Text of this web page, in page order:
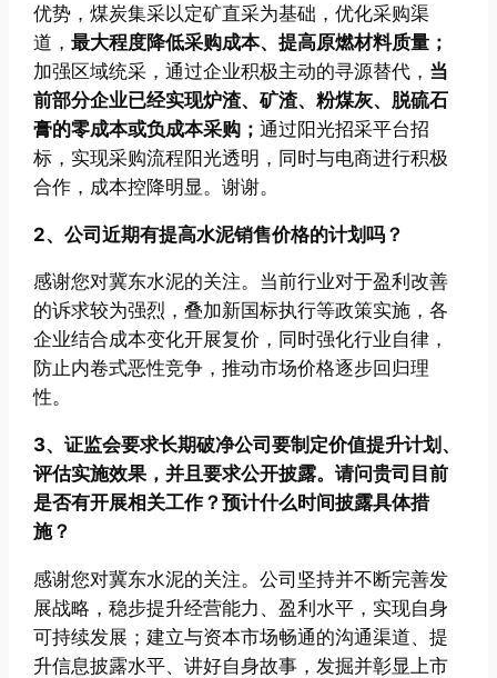
优势，煤炭集采以定矿直采为基础，优化采购渠
道，最大程度降低采购成本、提高原燃材料质量；
加强区域统采，通过企业积极主动的寻源替代， 当
前部分企业已经实现炉渣、矿渣、粉煤灰、脱硫石
膏的零成本或负成本采购；通过阳光招采平台招
标，实现采购流程阳光透明，同时与电商进行积极
合作，成本控降明显。谢谢。
2、公司近期有提高水泥销售价格的计划吗？
感谢您对冀东水泥的关注。当前行业对于盈利改善
的诉求较为强烈，叠加新国标执行等政策实施，各
企业结合成本变化开展复价，同时强化行业自律，
防止内卷式恶性竞争，推动市场价格逐步回归理
性。
3、证监会要求长期破净公司要制定价值提升计划、
评估实施效果，并且要求公开披露。请问贵司目前
是否有开展相关工作？预计什么时间披露具体措
施？
感谢您对冀东水泥的关注。公司坚持并不断完善发
展战略，稳步提升经营能力、盈利水平，实现自身
可持续发展；建立与资本市场畅通的沟通渠道、提
升信息披露水平、讲好自身故事，发掘并彰显上市